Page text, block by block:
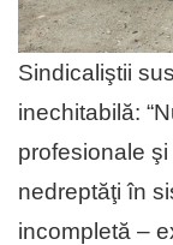
Sindicaliştii
inechitabilă:
profesionale
nedreptăţi în
incompletă –